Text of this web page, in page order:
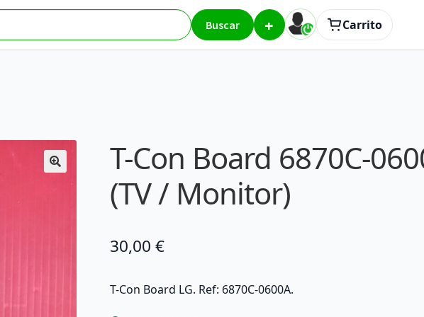
Buscar + Carrito
– LG (TV / Monitor)
T-Con Board 6870C-
(TV / Monitor)
30,00 €
T-Con Board LG. Ref: 6870C-0600A.